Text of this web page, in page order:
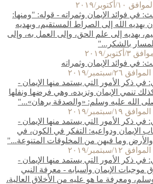
في فوائد الإيمان وثمراته - قوله: "ومنها:
يهديه الله إلى الصراط المستقيم، وبهديه
يهديه إلى علم الحق، وإلى العمل به، وإلى
بالشكر..."
في ذكر الأمور التي يستمد منها الإيمان -
تنمي الإيمان وتزيده، وهي فرضها ونفلها
الله عليه وسلم: «والصدقة برهان»..."
في ذكر الأمور التي يستمد منها الإيمان -
الإيمان ودواعيه: التفكر في الكون، في
وما فيهن من المخلوقات المتنوعة..."
في ذكر الأمور التي يستمد منها الإيمان -
الإيمان وأسبابه - معرفة النبي
ومعرفة ما هو عليه من الأخلاق العالية،